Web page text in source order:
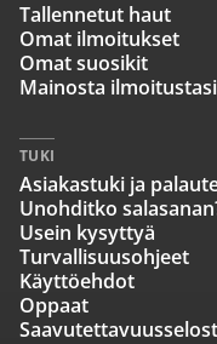
Tallennetut haut
Omat ilmoitukset
Omat suosikit
Mainosta ilmoitustasi
TUKI
Asiakastuki ja
Unohditko
Usein kysyttyä
Turvallisuusohjeet
Käyttöehdot
Oppaat